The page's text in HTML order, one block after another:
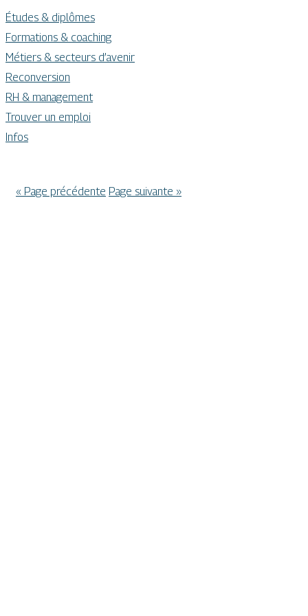
Études & diplômes
Formations & coaching
Métiers & secteurs d’avenir
Reconversion
RH & management
Trouver un emploi
Infos
« Page précédente Page suivante »